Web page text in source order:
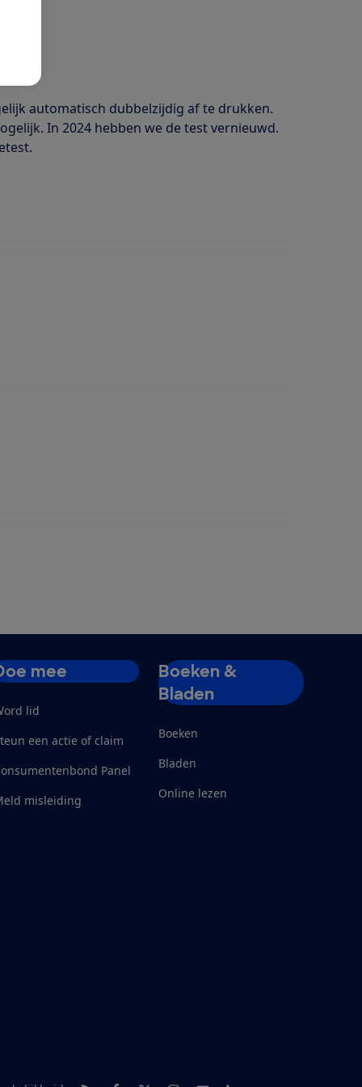
automatisch dubbelzijdig af te drukken.
In 2024 hebben we de test vernieuwd.
mee
lid
een actie of claim
Panel
misleiding
Boeken &
Bladen
Boeken
Bladen
Online lezen